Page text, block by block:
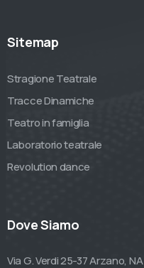
Sitemap
Stragione Teatrale
Tracce Dinamiche
Teatro in famiglia
Laboratorio teatrale
Revolution dance
Dove Siamo
Via G. Verdi 25-37 Arzano, NA